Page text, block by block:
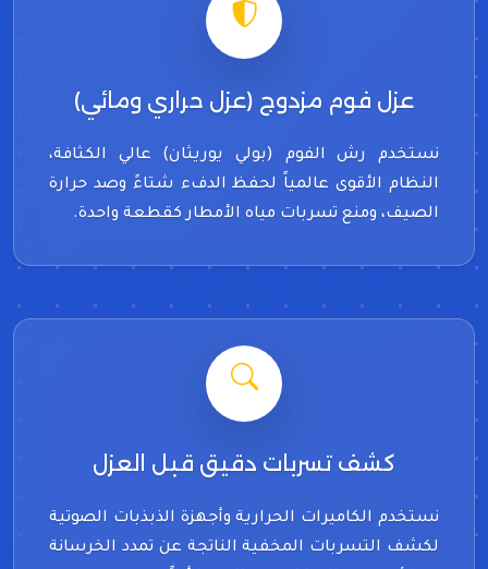
عزل فوم مزدوج (عزل حراري ومائي)
نستخدم رش الفوم (بولي يوريثان) عالي الكثافة،
النظام الأقوى عالمياً لحفظ الدفء شتاءً وصد حرارة
الصيف، ومنع تسربات مياه الأمطار كقطعة واحدة.
كشف تسربات دقيق قبل العزل
نستخدم الكاميرات الحرارية وأجهزة الذبذبات الصوتية
لكشف التسربات المخفية الناتجة عن تمدد الخرسانة